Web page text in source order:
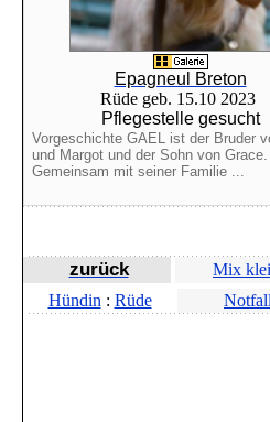
Epagneul Breton
Rüde geb. 15.10 2023
Pflegestelle gesucht
Vorgeschichte GAEL ist der Bruder
und Margot und der Sohn von Grace.
Gemeinsam mit seiner Familie ...
zurück Mix
Hündin : Rüde Notfall